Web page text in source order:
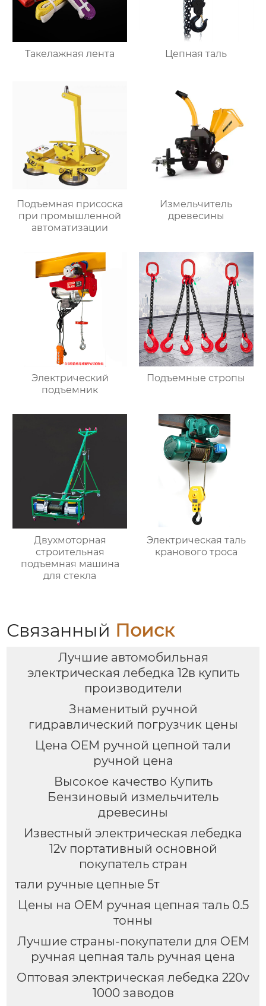
Такелажная лента Цепная таль
Подъемная присоска
при промышленной
автоматизации
Измельчитель
древесины
Электрический
подъемник
Подъемные стропы
Двухмоторная
строительная
подъемная машина
для стекла
Электрическая таль
кранового троса
Связанный Поиск
Лучшие автомобильная
электрическая лебедка 12в купить
производители
Знаменитый ручной
гидравлический погрузчик цены
Цена OEM ручной цепной тали
ручной цена
Высокое качество Купить
Бензиновый измельчитель
древесины
Известный электрическая лебедка
12v портативный основной
покупатель стран
тали ручные цепные 5т
Цены на OEM ручная цепная таль 0.5
тонны
Лучшие страны-покупатели для OEM
ручная цепная таль ручная цена
Оптовая электрическая лебедка 220v
1000 заводов